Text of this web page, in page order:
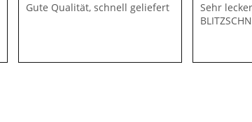
Gute Qualität, schnell geliefert
Sehr